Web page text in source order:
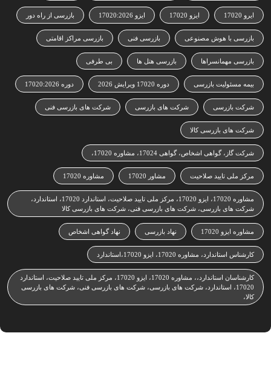
ایرو 17020 ایزو 17020 ایزو 17020:2026 بازرسی از راه دور
بازرسی با هوش مصنوعی بازرسی فنی بازرسی مراکز اقامتی
بازرسی مهمانسراها بازرسی هتل ها بی طرفی
بیمه مسئولیت بازرسی دوره 17020 ویرایش 2026 دوره 17020:2026
شرکت بازرسی شرکت های بازرسی شرکت های بازرسی فنی
شرکت های بازرسی کالا
شرکت گاز، گواهی اشخاص، گواهی 17024، مشاوره 17020،
مرکز ملی تایید صلاحیت مشاور 17020 مشاوره 17020
مشاوره 17020، ایزو 17020، مرکز ملی تایید صلاحیت، استاندارد 17020، استاندارد،
شرکت های بازرسی، شرکت های بازرسی فنی، شرکت های بازرسی کالا
مشاوره ایزو 17020 نهاد بازرسی نهاد گواهی اشخاص
کارشناس استاندارد، مشاوره 17020، ایزو 17020،استاندارد
کارشناسان استاندارد،، مشاوره 17020، ایزو 17020، مرکز ملی تایید صلاحیت، استاندارد
17020، استاندارد، شرکت های بازرسی، شرکت های بازرسی فنی، شرکت های بازرسی
کالا،